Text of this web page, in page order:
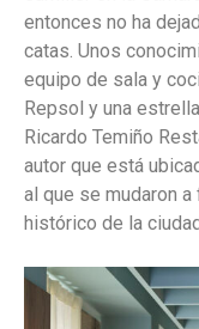
entonces no ha
catas. Unos
equipo de sala y
Repsol y una
Ricardo Temiño
autor que está
al que se mudaron
histórico de la